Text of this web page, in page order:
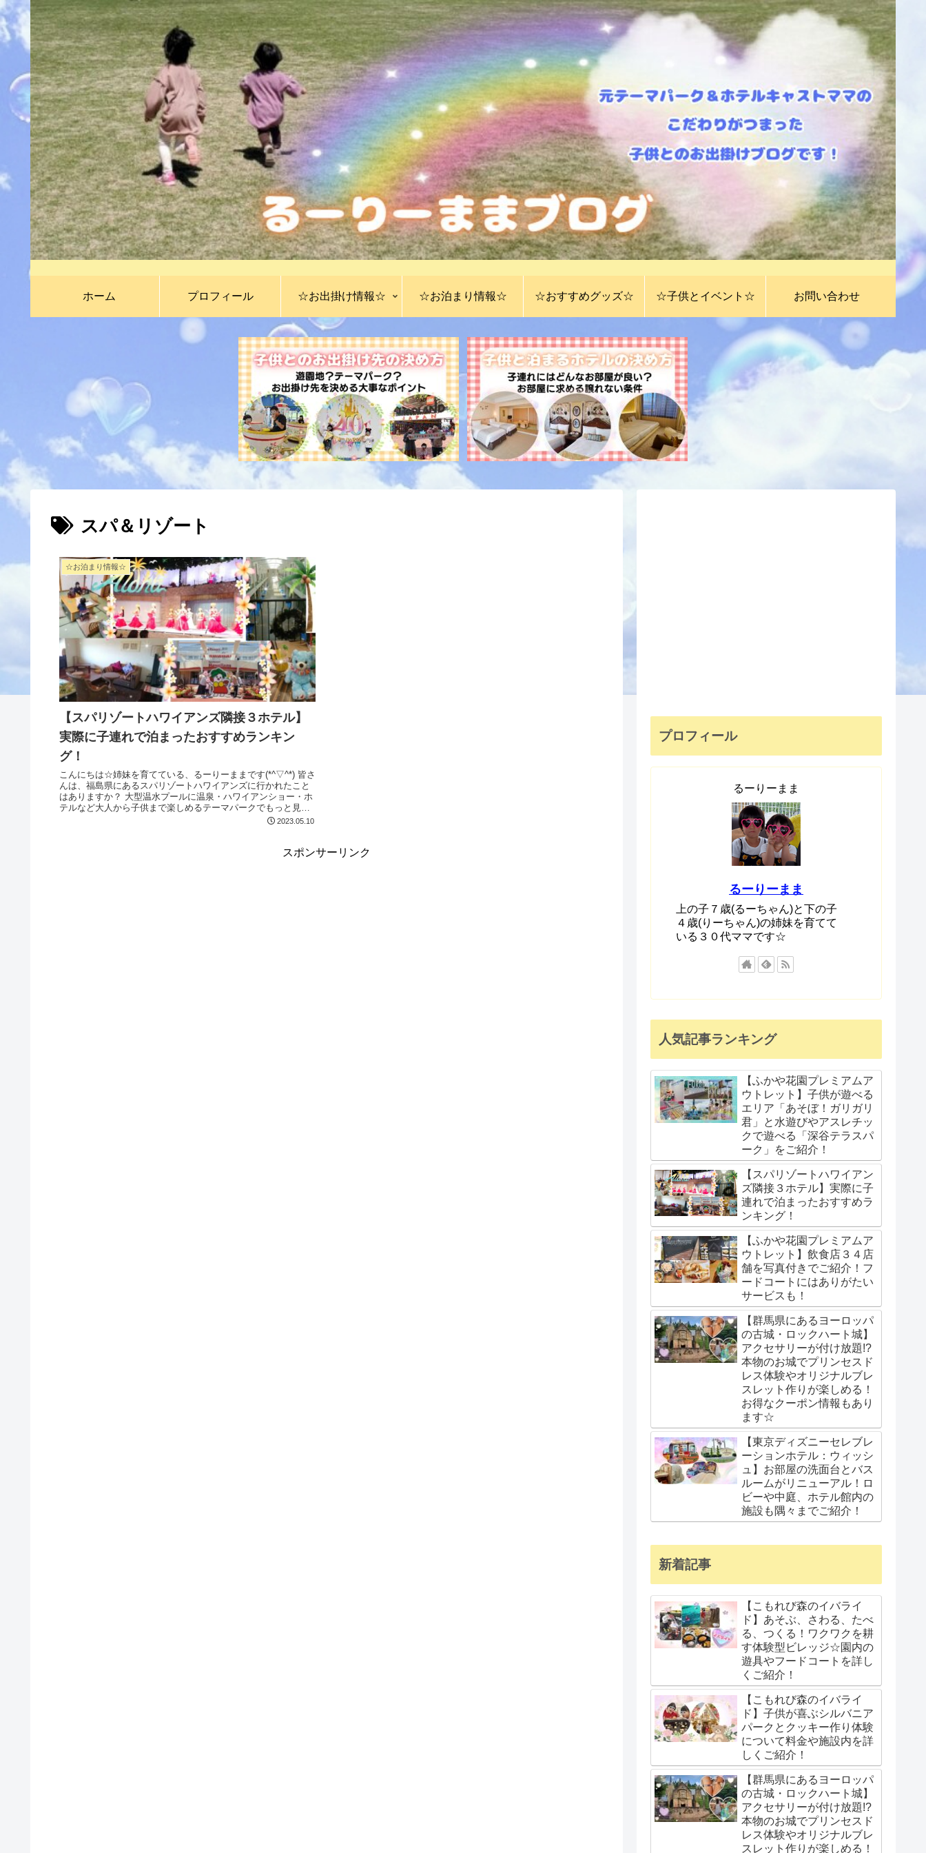
ホーム プロフィール ☆お出掛け情報☆ ☆お泊まり情報☆ ☆おすすめグッズ☆ ☆子供とイベント☆ お問い合わせ
スパ＆リゾート
☆お泊まり情報☆
【スパリゾートハワイアンズ隣接３ホテル】
実際に子連れで泊まったおすすめランキン
グ！
こんにちは☆姉妹を育てている、るーりーままです(*^▽^*) 皆さ
んは、福島県にあるスパリゾートハワイアンズに行かれたこと
はありますか？ 大型温水プールに温泉・ハワイアンショー・ホ
テルなど大人から子供まで楽しめるテーマパークでもっと見
2023.05.10
スポンサーリンク
プロフィール
るーりーまま
るーりーまま
上の子７歳(るーちゃん)と下の子
４歳(りーちゃん)の姉妹を育てて
いる３０代ママです☆
人気記事ランキング
【ふかや花園プレミアムア
ウトレット】子供が遊べる
エリア「あそぼ！ガリガリ
君」と水遊びやアスレチッ
クで遊べる「深谷テラスパ
ーク」をご紹介！
【スパリゾートハワイアン
ズ隣接３ホテル】実際に子
連れで泊まったおすすめラ
ンキング！
【ふかや花園プレミアムア
ウトレット】飲食店３４店
舗を写真付きでご紹介！フ
ードコートにはありがたい
サービスも！
【群馬県にあるヨーロッパ
の古城・ロックハート城】
アクセサリーが付け放題!?
本物のお城でプリンセスド
レス体験やオリジナルブレ
スレット作りが楽しめる！
お得なクーポン情報もあり
ます☆
【東京ディズニーセレブレ
ーションホテル：ウィッシ
ュ】お部屋の洗面台とバス
ルームがリニューアル！ロ
ビーや中庭、ホテル館内の
施設も隅々までご紹介！
新着記事
【こもれび森のイバライ
ド】あそぶ、さわる、たべ
る、つくる！ワクワクを耕
す体験型ビレッジ☆園内の
遊具やフードコートを詳し
くご紹介！
【こもれび森のイバライ
ド】子供が喜ぶシルバニア
パークとクッキー作り体験
について料金や施設内を詳
しくご紹介！
【群馬県にあるヨーロッパ
の古城・ロックハート城】
アクセサリーが付け放題!?
本物のお城でプリンセスド
レス体験やオリジナルブレ
スレット作りが楽しめる！